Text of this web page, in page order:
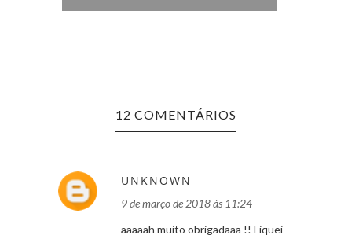
12 COMENTÁRIOS
UNKNOWN
9 de março de 2018 às 11:24
aaaaah muito obrigadaaa !! Fiquei